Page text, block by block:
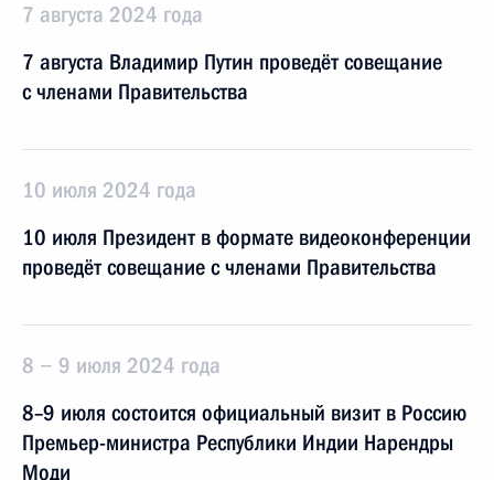
7 августа 2024 года
7 августа Владимир Путин проведёт совещание
с членами Правительства
10 июля 2024 года
10 июля Президент в формате видеоконференции
проведёт совещание с членами Правительства
8 − 9 июля 2024 года
8–9 июля состоится официальный визит в Россию
Премьер-министра Республики Индии Нарендры
Моди